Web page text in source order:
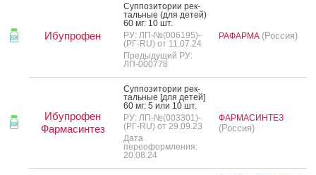
Ибупрофен
Суп­по­зито­рии рек­
таль­ные (для де­тей)
60 мг: 10 шт.
РУ: ЛП-№(006195)-
(РГ-RU) от 11.07.24
Предыдущий РУ:
ЛП-000778
РАФАРМА (Россия)
Ибупрофен
Фармасинтез
Суп­по­зито­рии рек­
таль­ные [для де­тей]
60 мг: 5 или 10 шт.
РУ: ЛП-№(003301)-
(РГ-RU) от 29.09.23
Дата
переоформления:
20.08.24
ФАРМАСИНТЕЗ
(Россия)